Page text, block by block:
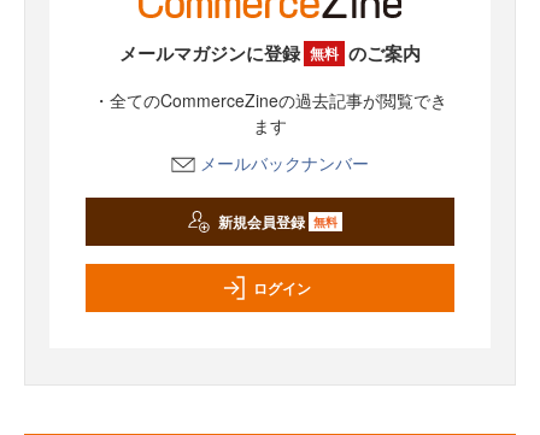
メールマガジンに登録 無料 のご案内
・全てのCommerceZineの過去記事が閲覧でき
ます
メールバックナンバー
新規会員登録 無料
ログイン